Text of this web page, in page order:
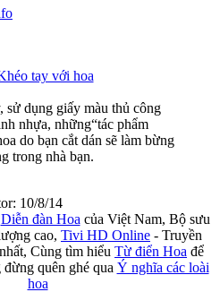
sử dụng giấy màu thủ công
nhựa, những“tác phẩm
do bạn cắt dán sẽ làm bừng
trong nhà bạn.
10/8/14
Diễn đàn Hoa của Việt Nam, Bộ sưu
cao, Tivi HD Online - Truyền
Cùng tìm hiểu Từ điển Hoa để
quên ghé qua Ý nghĩa các loài
hoa